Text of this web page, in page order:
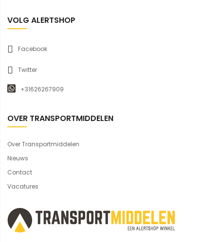
VOLG ALERTSHOP
Facebook
Twitter
+31626267909
OVER TRANSPORTMIDDELEN
Over Transportmiddelen
Nieuws
Contact
Vacatures